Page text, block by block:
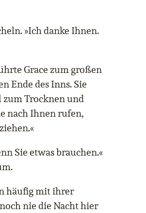
»Ich danke Ihnen.
Grace zum großen
Ende des Inns. Sie
Trocknen und
nach Ihnen rufen,
Sie etwas brauchen.«
häufig mit ihrer
nie die Nacht hier